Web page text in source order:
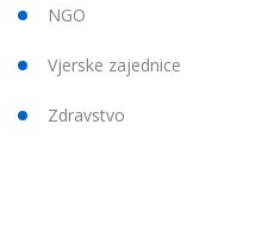
NGO
Vjerske zajednice
Zdravstvo